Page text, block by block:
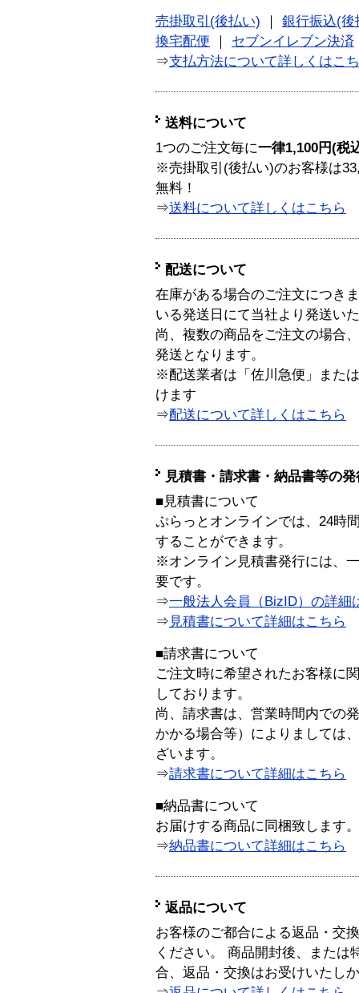
売掛取引(後払い)
銀行振込(後
換宅配便
セブンイレブン決済
⇒支払方法について詳しくはこ
送料について
1つのご注文毎に一律1,100円(税
※売掛取引(後払い)のお客様は
無料！
⇒送料について詳しくはこちら
配送について
在庫がある場合のご注文につき
いる発送日にて当社より発送い
尚、複数の商品をご注文の場合
発送となります。
※配送業者は「佐川急便」また
けます
⇒配送について詳しくはこちら
見積書・請求書・納品書等の
■見積書について
ぷらっとオンラインでは、24時
することができます。
※オンライン見積書発行には、
要です。
⇒一般法人会員（BizID）の詳細
⇒ 見積書について詳細はこちら
■請求書について
ご注文時に希望されたお客様に
しております。
尚、請求書は、営業時間内での
かかる場合等）によりましては
ざいます。
⇒請求書について詳細はこちら
■納品書について
お届けする商品に同梱致します。
⇒納品書について詳細はこちら
返品について
お客様のご都合による返品・交
ください。 商品開封後、または
合、返品・交換はお受けいたし